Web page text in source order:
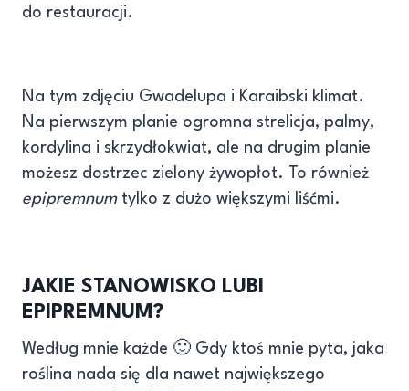
do restauracji.
Na tym zdjęciu Gwadelupa i Karaibski klimat.
Na pierwszym planie ogromna strelicja, palmy,
kordylina i skrzydłokwiat, ale na drugim planie
możesz dostrzec zielony żywopłot. To również
epipremnumtylko z dużo większymi liśćmi.
JAKIE STANOWISKO LUBI
EPIPREMNUM?
Według mnie każde 🙂 Gdy ktoś mnie pyta, jaka
roślina nada się dla nawet największego